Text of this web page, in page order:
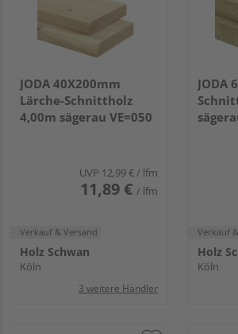
JODA 40X200mm
Lärche-Schnittholz
4,00m sägerau VE=050
UVP 12,99 €/ lfm
11,89 € / lfm
Verkauf & Versand
Holz Schwan
Köln
3 weitere Händler
JODA
Verkauf
Holz
Köln